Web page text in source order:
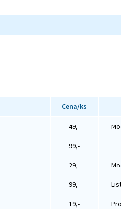
Cena/ks
49,-
99,-
29,-
99,-
19,-